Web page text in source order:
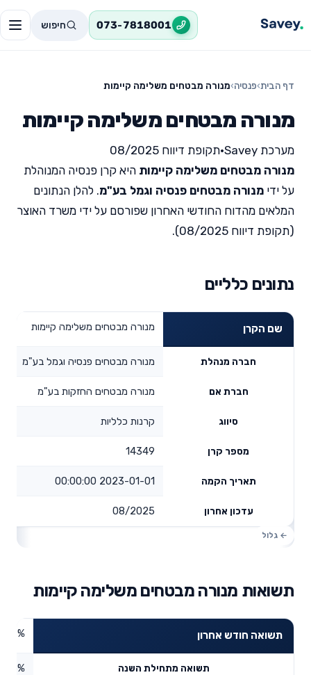
073-7818001 חיפוש
דף הבית›פנסיה›מנורה מבטחים משלימה קיימות
מנורה מבטחים משלימה קיימות
מערכת Savey •תקופת דיווח 08/2025
מנורה מבטחים משלימה קיימות היא קרן פנסיה המנוהלת
על ידי מנורה מבטחים פנסיה וגמל בע"מ. להלן הנתונים
המלאים מהדוח החודשי האחרון שפורסם על ידי משרד האוצר
(תקופת דיווח 08/2025).
נתונים כלליים
שם הקרן מנורה מבטחים משלימה קיימות
חברה מנהלת מנורה מבטחים פנסיה וגמל בע"מ
חברת אם מנורה מבטחים החזקות בע"מ
סיווג קרנות כלליות
מספר קרן 14349
תאריך הקמה 2023-01-01 00:00:00
עדכון אחרון 08/2025
תשואות מנורה מבטחים משלימה קיימות
תשואה חודש אחרון
תשואה מתחילת השנה